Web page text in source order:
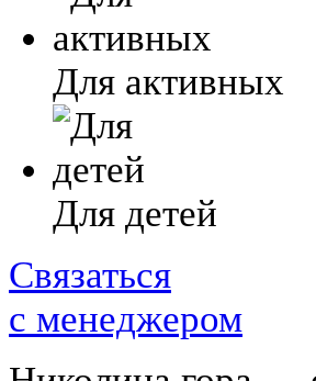
Для активных
Для детей
Связаться
с менеджером